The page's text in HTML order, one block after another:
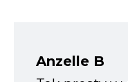
Anzelle B